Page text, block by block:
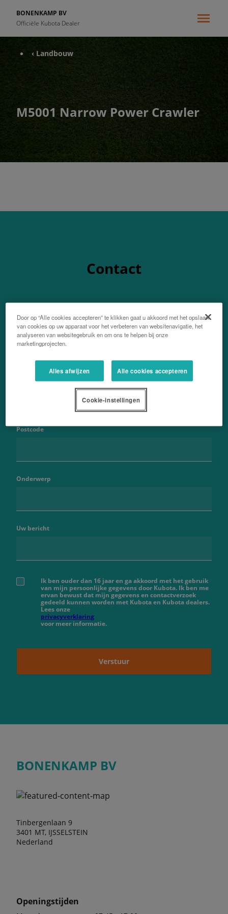
BONENKAMP BV
Officiële Kubota Dealer
‹ Landbouw
M5001 Narrow Power Crawler
Contact
Voor- en achternaam
Emailadres
Postcode
Onderwerp
Uw bericht
Ik ben ouder dan 16 jaar en ga akkoord met het gebruik
van mijn persoonlijke gegevens door Kubota. Ik ben me
ervan bewust dat mijn gegevens en contactverzoek
gedeeld kunnen worden met Kubota en Kubota dealers.
Lees onze
privacyverklaring
voor meer informatie.
Verstuur
BONENKAMP BV
Tinbergenlaan 9
3401 MT, IJSSELSTEIN
Nederland
Openingstijden
Door op “Alle cookies accepteren” te klikken gaat u akkoord met het opslaan
van cookies op uw apparaat voor het verbeteren van websitenavigatie, het
analyseren van websitegebruik en om ons te helpen bij onze
marketingprojecten.
Alles afwijzen Alle cookies accepteren
Cookie-instellingen